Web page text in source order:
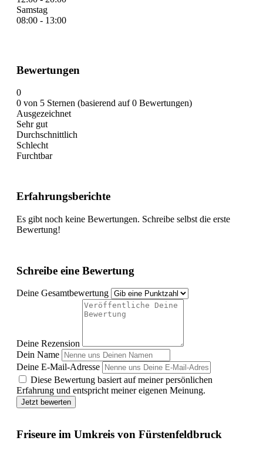
Samstag
08:00 - 13:00
Bewertungen
0
0 von 5 Sternen (basierend auf 0 Bewertungen)
Ausgezeichnet
Sehr gut
Durchschnittlich
Schlecht
Furchtbar
Erfahrungsberichte
Es gibt noch keine Bewertungen. Schreibe selbst die erste
Bewertung!
Schreibe eine Bewertung
Deine Gesamtbewertung
Deine Rezension
Dein Name
Deine E-Mail-Adresse
Diese Bewertung basiert auf meiner persönlichen
Erfahrung und entspricht meiner eigenen Meinung.
Jetzt bewerten
Friseure im Umkreis von Fürstenfeldbruck